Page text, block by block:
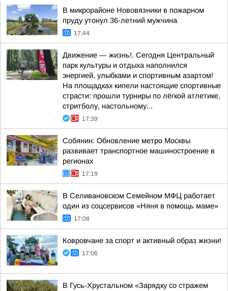
В микрорайоне Нововязники в пожарном
пруду утонул 36-летний мужчина
17:44
Движение — жизнь!. Сегодня Центральный
парк культуры и отдыха наполнился
энергией, улыбками и спортивным азартом!
На площадках кипели настоящие спортивные
страсти: прошли турниры по лёгкой атлетике,
стритболу, настольному...
17:39
Собянин: Обновление метро Москвы
развивает транспортное машиностроение в
регионах
17:19
В Селивановском Семейном МФЦ работает
один из соцсервисов «Няня в помощь маме»
17:08
Ковровчане за спорт и активный образ жизни!
17:06
В Гусь-Хрустальном «Зарядку со стражем